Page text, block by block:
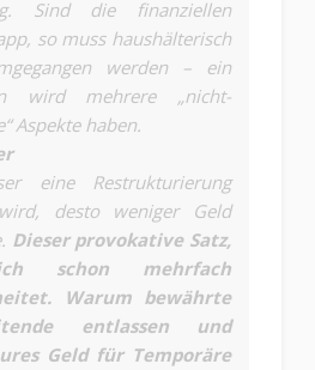
Sind die finanziellen
so muss haushälterisch
werden – ein
wird mehrere „nicht-
Aspekte haben.
eine Restrukturierung
desto weniger Geld
Dieser provokative Satz,
schon mehrfach
Warum bewährte
entlassen und
Geld für Temporäre